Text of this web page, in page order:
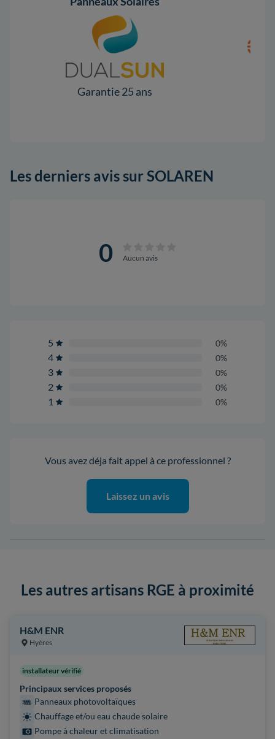
Garantie 25 ans
Les derniers avis sur SOLAREN
0 Aucun avis
5 0%
4 0%
3 0%
2 0%
1 0%
Vous avez déja fait appel à ce professionnel ?
Laissez un avis
Les autres artisans RGE à proximité
H&M ENR
Hyères
installateur vérifié
Principaux services proposés
Panneaux photovoltaïques
Chauffage et/ou eau chaude solaire
Pompe à chaleur et climatisation